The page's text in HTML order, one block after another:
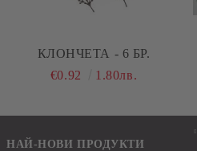
КЛОНЧЕТА - 6 БР.
€0.92
1.80лв.
НАЙ-НОВИ ПРОДУКТИ